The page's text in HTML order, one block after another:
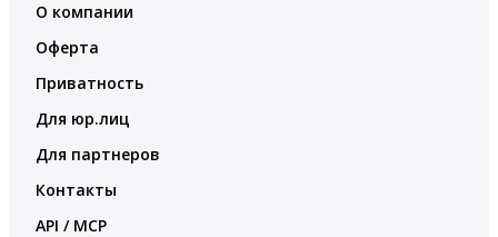
О компании
Оферта
Приватность
Для юр.лиц
Для партнеров
Контакты
API / MCP